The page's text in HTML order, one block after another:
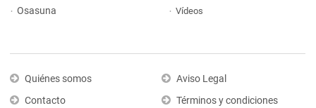
Osasuna
Vídeos
Quiénes somos
Contacto
Aviso Legal
Términos y condiciones